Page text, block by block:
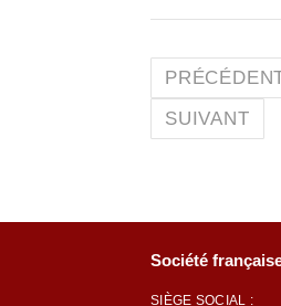
des
SUIVANT
Société
SIÈGE SOCIAL :